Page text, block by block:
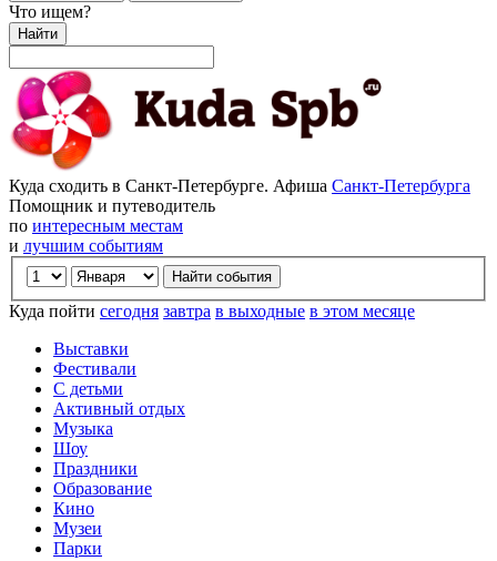
Что ищем?
Найти
Куда сходить в Санкт-Петербурге. Афиша Санкт-Петербурга
Помощник и путеводитель
по интересным местам
и лучшим событиям
Куда пойти сегодня завтра в выходные в этом месяце
Выставки
Фестивали
С детьми
Активный отдых
Музыка
Шоу
Праздники
Образование
Кино
Музеи
Парки